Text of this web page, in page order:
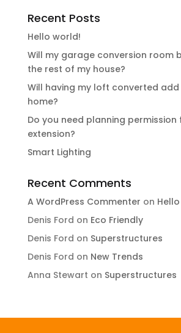
Recent Posts
Hello world!
Will my garage conversion room
the rest of my house?
Will having my loft converted
home?
Do you need planning permission
extension?
Smart Lighting
Recent Comments
A WordPress Commenter on
Denis Ford on Eco Friendly
Denis Ford on Superstructures
Denis Ford on New Trends
Anna Stewart on Superstructures